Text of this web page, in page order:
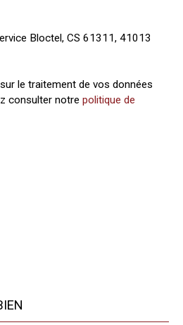
Bloctel, CS 61311, 41013
le traitement de vos données
consulter notre politique de